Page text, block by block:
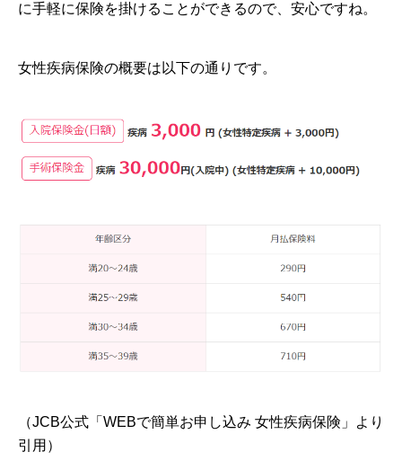
に手軽に保険を掛けることができるので、安心ですね。
女性疾病保険の概要は以下の通りです。
（JCB公式「WEBで簡単お申し込み 女性疾病保険」より
引用）